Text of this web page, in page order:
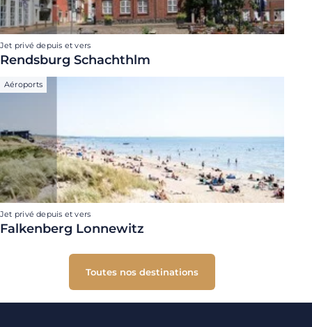
Jet privé depuis et vers
Rendsburg Schachthlm
Aéroports
Jet privé depuis et vers
Falkenberg Lonnewitz
Toutes nos destinations